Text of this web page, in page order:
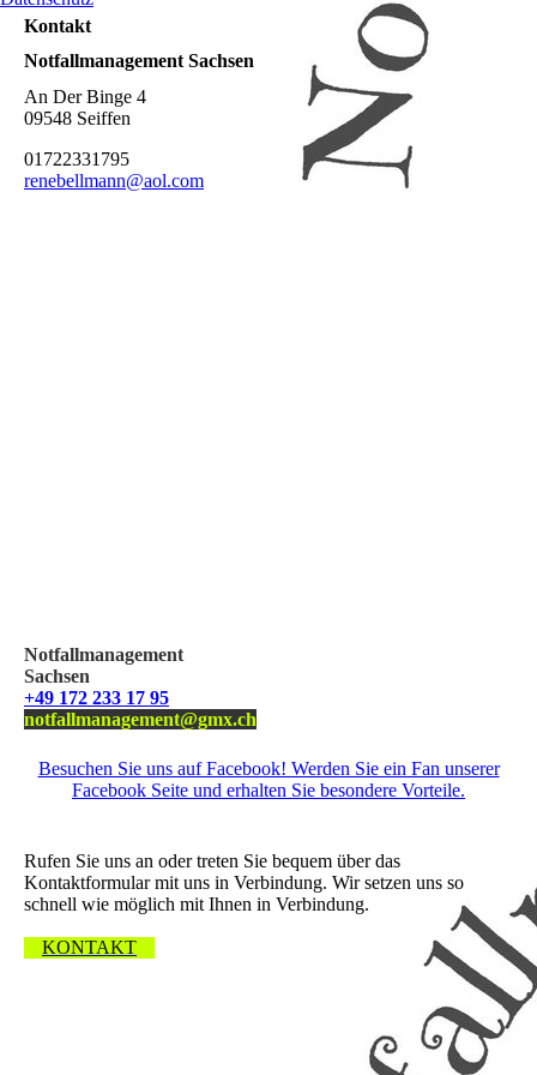
Kontakt
Notfallmanagement Sachsen
An Der Binge 4
09548 Seiffen
01722331795
renebellmann@aol.com
Notfallmanagement
Sachsen
+49 172 233 17 95
notfallmanagement@gmx.ch
Besuchen Sie uns auf Facebook! Werden Sie ein Fan unserer
Facebook Seite und erhalten Sie besondere Vorteile.
Rufen Sie uns an oder treten Sie bequem über das
Kontaktformular mit uns in Verbindung. Wir setzen uns so
schnell wie möglich mit Ihnen in Verbindung.
KONTAKT